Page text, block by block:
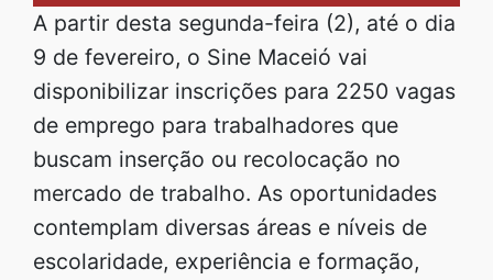
A partir desta segunda-feira (2), até o dia
9 de fevereiro, o Sine Maceió vai
disponibilizar inscrições para 2250 vagas
de emprego para trabalhadores que
buscam inserção ou recolocação no
mercado de trabalho. As oportunidades
contemplam diversas áreas e níveis de
escolaridade, experiência e formação,